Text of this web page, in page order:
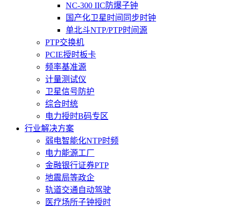
NC-300 IIC防爆子钟
国产化卫星时间同步时钟
单北斗NTP/PTP时间源
PTP交换机
PCIE授时板卡
频率基准源
计量测试仪
卫星信号防护
综合时统
电力授时B码专区
行业解决方案
弱电智能化NTP时频
电力能源工厂
金融银行证券PTP
地震局等政企
轨道交通自动驾驶
医疗场所子钟授时